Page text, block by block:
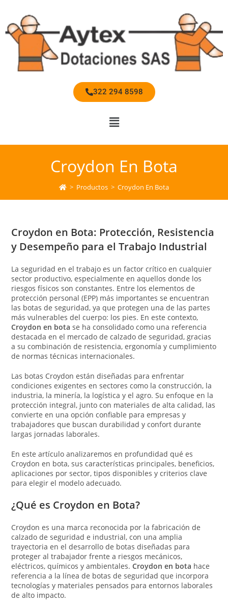
322 294 8598
Croydon En Bota
> Productos > Croydon En Bota
Croydon en Bota: Protección, Resistencia
y Desempeño para el Trabajo Industrial
La seguridad en el trabajo es un factor crítico en cualquier
sector productivo, especialmente en aquellos donde los
riesgos físicos son constantes. Entre los elementos de
protección personal (EPP) más importantes se encuentran
las botas de seguridad, ya que protegen una de las partes
más vulnerables del cuerpo: los pies. En este contexto,
Croydon en bota se ha consolidado como una referencia
destacada en el mercado de calzado de seguridad, gracias
a su combinación de resistencia, ergonomía y cumplimiento
de normas técnicas internacionales.
Las botas Croydon están diseñadas para enfrentar
condiciones exigentes en sectores como la construcción, la
industria, la minería, la logística y el agro. Su enfoque en la
protección integral, junto con materiales de alta calidad, las
convierte en una opción confiable para empresas y
trabajadores que buscan durabilidad y confort durante
largas jornadas laborales.
En este artículo analizaremos en profundidad qué es
Croydon en bota, sus características principales, beneficios,
aplicaciones por sector, tipos disponibles y criterios clave
para elegir el modelo adecuado.
¿Qué es Croydon en Bota?
Croydon es una marca reconocida por la fabricación de
calzado de seguridad e industrial, con una amplia
trayectoria en el desarrollo de botas diseñadas para
proteger al trabajador frente a riesgos mecánicos,
eléctricos, químicos y ambientales.Croydon en bota hace
referencia a la línea de botas de seguridad que incorpora
tecnologías y materiales pensados para entornos laborales
de alto impacto.